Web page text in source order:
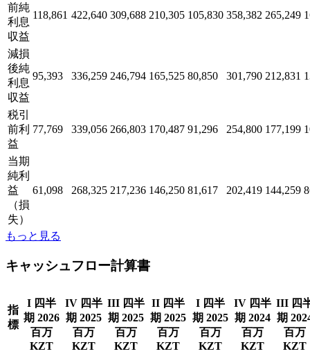
前純
利息
収益
118,861 422,640 309,688 210,305 105,830 358,382 265,249
減損
後純
利息
収益
95,393 336,259 246,794 165,525 80,850 301,790 212,831
税引
前利
益
77,769 339,056 266,803 170,487 91,296 254,800 177,199
当期
純利
益
（損
失）
61,098 268,325 217,236 146,250 81,617 202,419 144,259
もっと見る
キャッシュフロー計算書
指
標
I 四半
期 2026
百万
KZT
IV 四半
期 2025
百万
KZT
III 四半
期 2025
百万
KZT
II 四半
期 2025
百万
KZT
I 四半
期 2025
百万
KZT
IV 四半
期 2024
百万
KZT
III 四
期
百万
KZT